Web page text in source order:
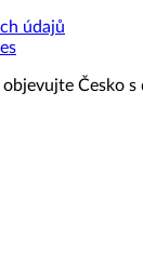
údajů
Česko s